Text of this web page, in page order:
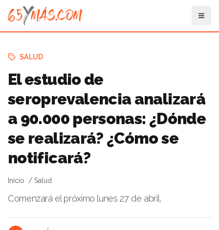
SALUD
El estudio de
seroprevalencia analizará
a 90.000 personas: ¿Dónde
se realizará? ¿Cómo se
notificará?
Inicio Salud
Comenzará el próximo lunes 27 de abril,